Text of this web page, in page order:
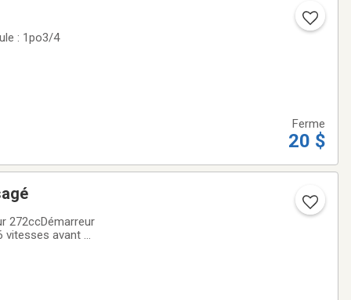
: 1po3/4
Ferme
20 $
vitesses avant 2